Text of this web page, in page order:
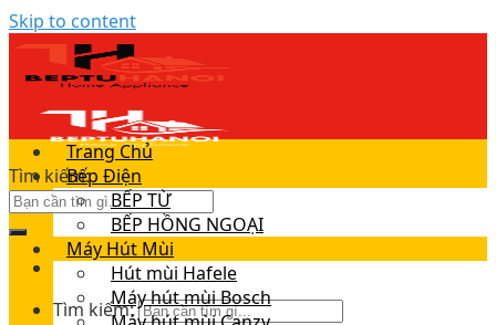
Skip to content
Tìm kiếm:
Tìm kiếm:
Trang Chủ
Bếp Điện
BẾP TỪ
BẾP HỒNG NGOẠI
Máy Hút Mùi
Hút mùi Hafele
Máy hút mùi Bosch